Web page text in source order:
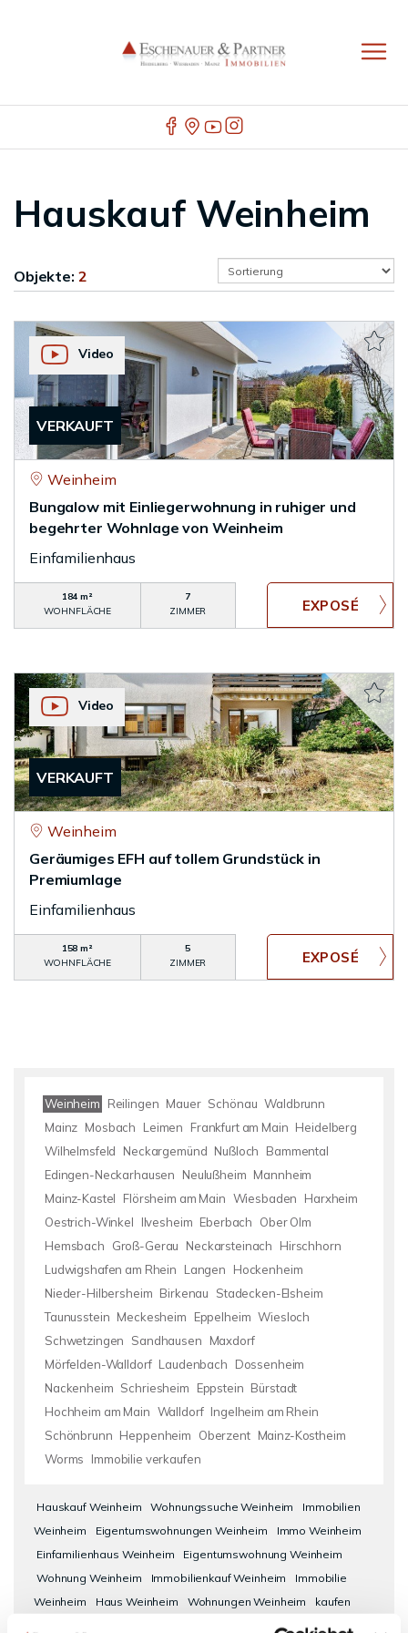
Hauskauf Weinheim
Objekte: 2
VERKAUFT
Video
Weinheim
Bungalow mit Einliegerwohnung in ruhiger und
begehrter Wohnlage von Weinheim
Einfamilienhaus
184 m²
WOHNFLÄCHE
7
ZIMMER
VERKAUFT
Video
Weinheim
Geräumiges EFH auf tollem Grundstück in
Premiumlage
Einfamilienhaus
158 m²
WOHNFLÄCHE
5
ZIMMER
Weinheim Reilingen Mauer Schönau Waldbrunn
Mainz Mosbach Leimen Frankfurt am Main Heidelberg
Wilhelmsfeld
Neckargemünd Nußloch
Bammental
Edingen-Neckarhausen
Neulußheim Mannheim
Mainz-Kastel
Flörsheim am Main Wiesbaden
Harxheim
Oestrich-Winkel
Ilvesheim Eberbach
Ober Olm
Hemsbach
Groß-Gerau Neckarsteinach
Hirschhorn
Ludwigshafen am Rhein
Langen
Hockenheim
Nieder-Hilbersheim Birkenau
Stadecken-Elsheim
Taunusstein Meckesheim Eppelheim Wiesloch
Schwetzingen
Sandhausen
Maxdorf
Mörfelden-Walldorf Laudenbach
Dossenheim
Nackenheim Schriesheim Eppstein Bürstadt
Hochheim am Main Walldorf Ingelheim am Rhein
Schönbrunn Heppenheim Oberzent Mainz-Kostheim
Worms
Immobilie verkaufen
Hauskauf Weinheim Wohnungssuche Weinheim
Immobilien
Weinheim
Eigentumswohnungen Weinheim
Immo Weinheim
Einfamilienhaus Weinheim
Eigentumswohnung Weinheim
Wohnung Weinheim
Immobilienkauf Weinheim
Immobilie
Weinheim
Haus Weinheim Wohnungen Weinheim
kaufen
Häuser Weinheim